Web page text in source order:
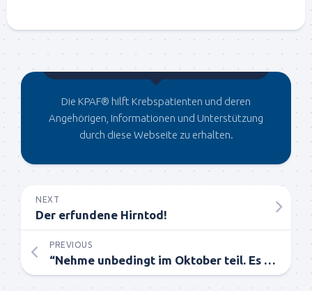
Die KPAF® hilft Krebspatienten und deren
Angehörigen, Informationen und Unterstützung
durch diese Webseite zu erhalten.
NEXT
Der erfundene Hirntod!
PREVIOUS
“Nehme unbedingt im Oktober teil. Es ist so großartig. Ich habe mich wirklich verändert durch diesen Tag.”